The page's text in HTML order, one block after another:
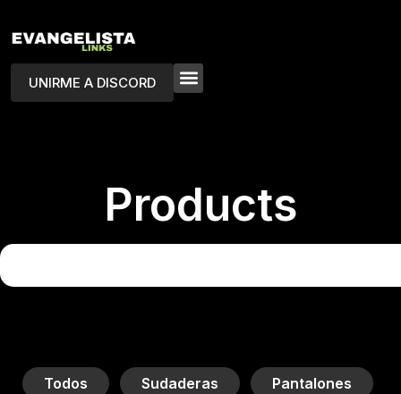
UNIRME A DISCORD
Products
Todos Sudaderas
Pantalones